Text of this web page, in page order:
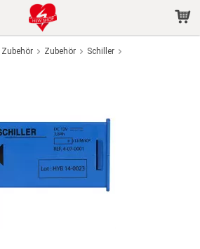
in Ihren Warenkorb gelegt
Zubehör Zubehör
Schiller